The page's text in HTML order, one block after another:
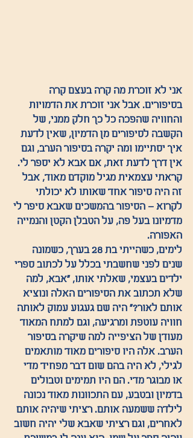
אני לא זוכרת מה קרה בעצם קרה
בסיפורים. אבל אני זוכרת את הדמויות
והחוויה שהפכה כל כך חלק ממני, של
הקשבה לסיפורים מן הדמיון, שאין לדעת
איך יסתיימו ומה יקרה בסיפור הערב, וגם
אין דרך לדעת זאת, אם אבא לא יספר לי.
קראתי עצמאית מגיל מוקדם מאוד, אבל
זה היה סיפור אחד שאותו לא יכולתי
לקרוא – הסיפור בהמשכים שאבא סיפר לי
מדמיונו בעל פה, על הטבלן הקטן והנמייה
האפורה.
לימים, כשהייתי בת 28 בערך, כשמונה
שנים לפני שחשבתי בכלל על לכתוב ספרי
ילדים בעצמי, שאלתי אותו, "אבא, למה
שלא תכתוב את הסיפורים האלה ונוציא
אותם לאור?" היה שם געגוע עמוק לאותה
חוויה עוטפת ומרגיעה, וגם למתח המאוד
מעודן של הציפייה למה שיקרה בסיפור
הערב. אלה היו סיפורים מאוד מותאמים
לגילי, לא היה בהם שום דבר מפחיד מדי
או מבוגר מדי. הם היו תמימים וטבולים
בדמיון ובטבע, עם התכוונות מאוד נכונה
לילדה ששמעה אותם. רציתי שיהיה אותם
לאחרים, וגם רציתי שאבא שלי יהיה חשוב